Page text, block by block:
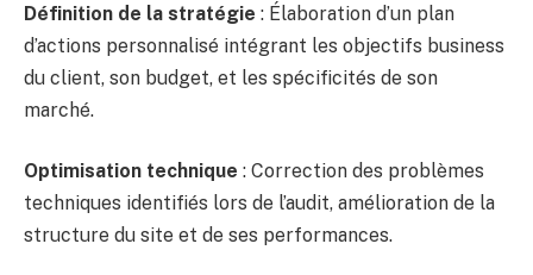
Définition de la stratégie : Élaboration d’un plan
d’actions personnalisé intégrant les objectifs business
du client, son budget, et les spécificités de son
marché.
Optimisation technique : Correction des problèmes
techniques identifiés lors de l’audit, amélioration de la
structure du site et de ses performances.